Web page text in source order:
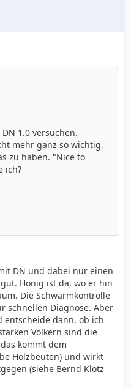
1.0 versuchen.
mehr ganz so wichtig,
zu haben. "Nice to
ich?
DN und dabei nur einen
Honig ist da, wo er hin
Die Schwarmkontrolle
schnellen Diagnose. Aber
entscheide dann, ob ich
Völkern sind die
kommt dem
Holzbeuten) und wirkt
(siehe Bernd Klotz